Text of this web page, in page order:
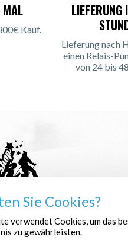
Kauf.
Lieferung nach
einen Relais-
von 24 bis
Sie Cookies?
verwendet Cookies, um das
zu gewährleisten.